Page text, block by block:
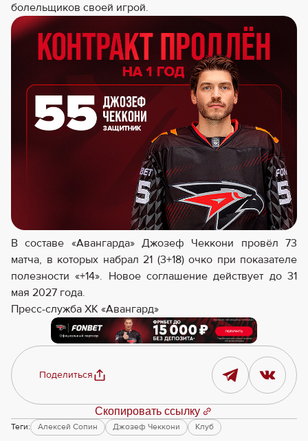
болельщиков своей игрой.
В составе «Авангарда» Джозеф Чеккони провёл 73
матча, в которых набрал 21 (3+18) очко при показателе
полезности «+14». Новое соглашение действует до 31
мая 2027 года.
Пресс-служба ХК «Авангард»
Поделиться
Скопировать ссылку
Теги: Алексей Сопин Джозеф Чеккони Клуб